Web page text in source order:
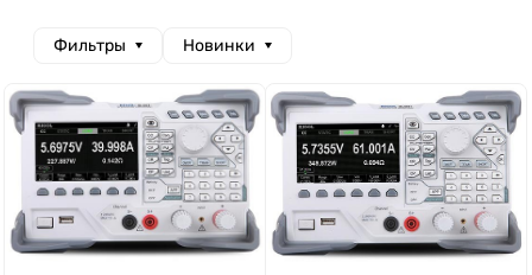
Фильтры Новинки